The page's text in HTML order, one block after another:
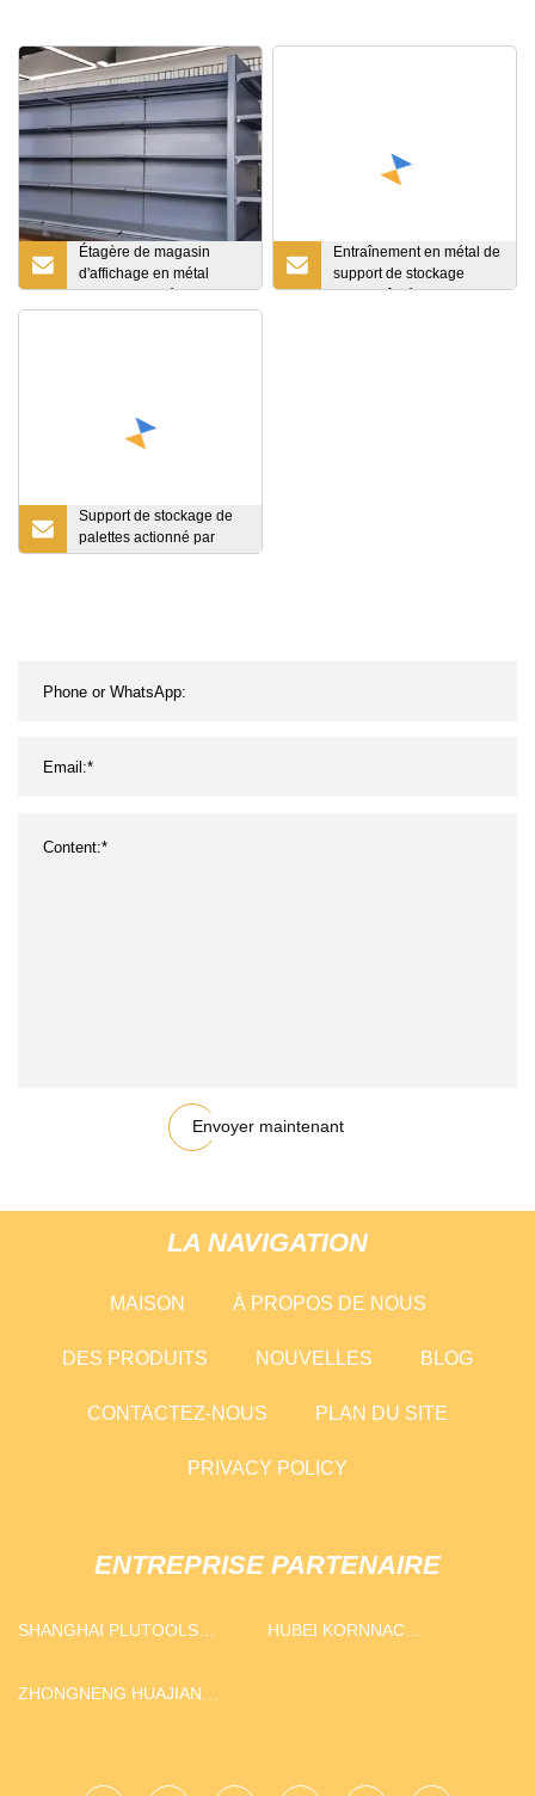
Étagère de magasin
d'affichage en métal
d'hypermarché de
Entraînement en métal de
support de stockage
d'entrepôt réglable
Support de stockage de
palettes actionné par
voiture-navette pour
Envoyer maintenant
LA NAVIGATION
MAISON À PROPOS DE NOUS
DES PRODUITS NOUVELLES BLOG
CONTACTEZ-NOUS PLAN DU SITE
PRIVACY POLICY
ENTREPRISE PARTENAIRE
SHANGHAI PLUTOOLS
CORPORATION LIMITÉ
HUBEI KORNNAC
ZHONGNENG HUAJIAN